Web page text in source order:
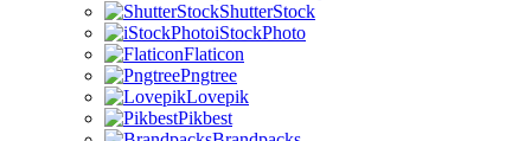
ShutterStock
iStockPhoto
Flaticon
Pngtree
Lovepik
Pikbest